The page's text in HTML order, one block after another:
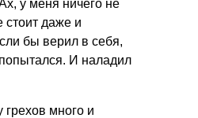
у меня ничего не
стоит даже и
бы верил в себя,
И наладил
грехов много и